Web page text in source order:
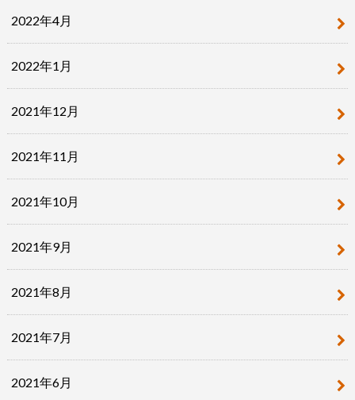
2022年4月
2022年1月
2021年12月
2021年11月
2021年10月
2021年9月
2021年8月
2021年7月
2021年6月